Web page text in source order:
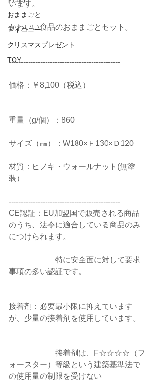
おままごと
アイコニー
クリスマスプレゼント
TOY
います。
かわいい食品のおままごとセット。
----------------------------------------------
価格：￥8,100（税込）
重量（g/個）：860
サイズ（㎜）：W180×Ｈ130×Ｄ120
材質：ヒノキ・ウォールナット(無塗
装）
----------------------------------------------
CE認証：EU加盟国で販売される商品
のうち、法令に適合している商品のみ
につけられます。
特に安全面に対して要求
事項の多い認証です。
接着剤：必要最小限に抑えています
が、少量の接着剤を使用しています。
接着剤は、F☆☆☆☆（フ
ォースター）等級という建築基準法で
の使用量の制限を受けない